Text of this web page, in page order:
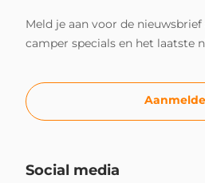
Meld je aan voor de
camper specials en het laatste
Social media